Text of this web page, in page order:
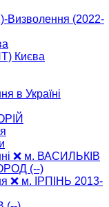
Визволення (2022-
Києва
в Україні
❌ м. ВАСИЛЬКІВ
(--)
❌ м. ІРПІНЬ 2013-